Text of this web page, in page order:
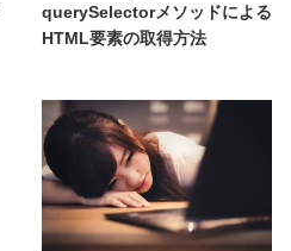
querySelectorメソッドによる
HTML要素の取得方法